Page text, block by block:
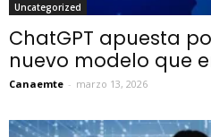
Uncategorized
ChatGPT apuesta
nuevo modelo que
Canaemte - marzo 13, 2026